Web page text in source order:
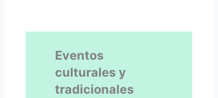
Eventos
culturales y
tradicionales